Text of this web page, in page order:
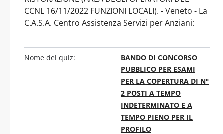
CCNL 16/11/2022 FUNZIONI LOCALI). - Veneto - La
C.A.S.A. Centro Assistenza Servizi per Anziani:
Nome del quiz:
BANDO DI CONCORSO
PUBBLICO PER ESAMI
PER LA COPERTURA DI N°
2 POSTI A TEMPO
INDETERMINATO E A
TEMPO PIENO PER IL
PROFILO